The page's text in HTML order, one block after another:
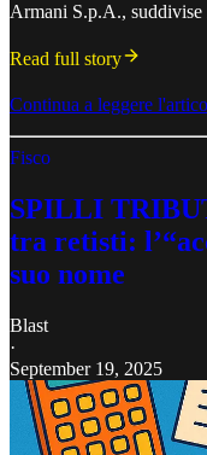
Armani S.p.A., suddivise
Read full story
Continua a leggere
Fisco
SPILLI
tra retisti:
suo nome
Blast
·
September 19, 2025